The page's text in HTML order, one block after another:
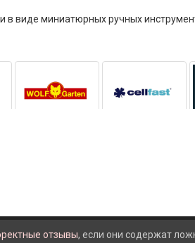
в виде миниатюрных ручных
отзывы, если они содержат